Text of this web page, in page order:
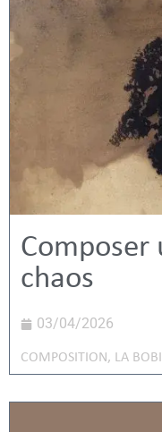
Composer
chaos
03/04/2026
COMPOSITION, LA